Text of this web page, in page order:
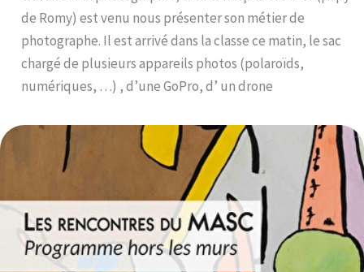
de Romy) est venu nous présenter son métier de
photographe. Il est arrivé dans la classe ce matin, le sac
chargé de plusieurs appareils photos (polaroïds,
numériques, …) , d’une GoPro, d’ un drone